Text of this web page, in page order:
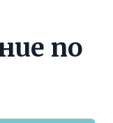
по